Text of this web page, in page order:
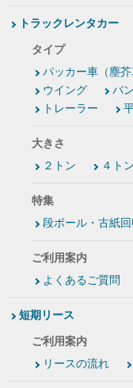
トラックレンタカー
タイプ
パッカー車（塵芥
ウイング
バン
トレーラー
大きさ
２トン
４トン
特集
段ボール・古紙
ご利用案内
よくあるご質問
短期リース
ご利用案内
リースの流れ